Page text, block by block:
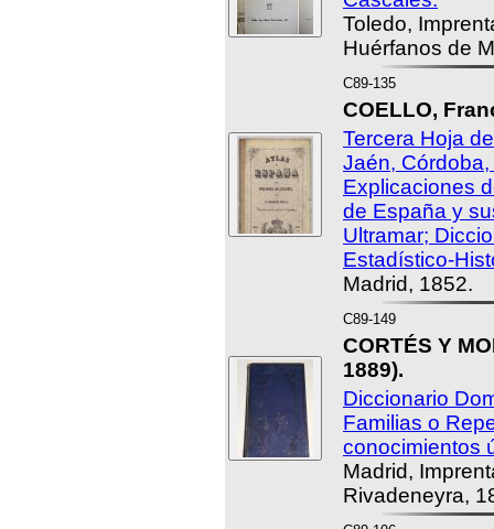
Toledo,
Huérfanos de
C89-135
COELLO,
Tercera Hoja
Jaén,
Explicaciones
de España y
Ultramar;
Estadístico-
Madrid, 1852.
C89-149
CORTÉS Y
1889).
Diccionario
Familias o
conocimientos
Madrid,
Rivadeneyra,